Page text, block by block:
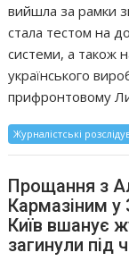
вийшла за рамки
стала тестом на
системи, а також
українського
прифронтовому
Журналістські
Прощання з
Кармазіним
Київ вшанує
загинули під